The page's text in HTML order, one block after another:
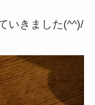
いきました(^^)/